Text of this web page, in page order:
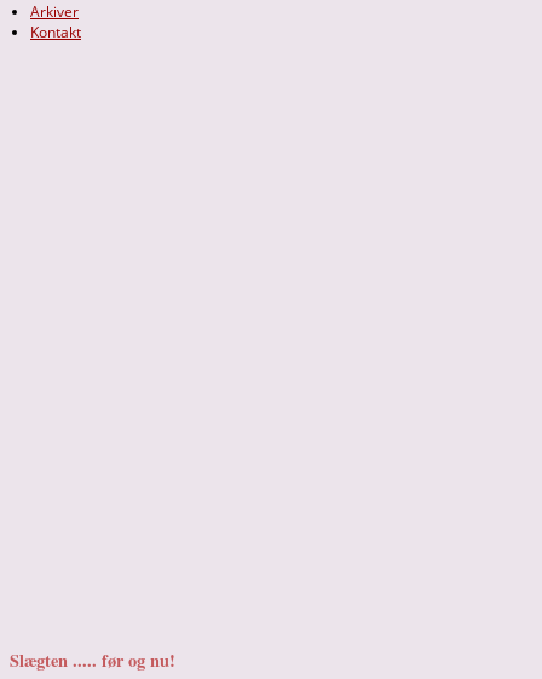
Arkiver
Kontakt
Slægten ..... før og nu!